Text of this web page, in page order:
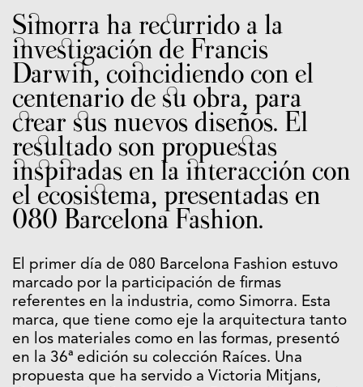
Simorra ha recurrido a la
investigación de Francis
Darwin, coincidiendo con el
centenario de su obra, para
crear sus nuevos diseños. El
resultado son propuestas
inspiradas en la interacción con
el ecosistema, presentadas en
080 Barcelona Fashion.
El primer día de 080 Barcelona Fashion estuvo
marcado por la participación de firmas
referentes en la industria, como Simorra. Esta
marca, que tiene como eje la arquitectura tanto
en los materiales como en las formas, presentó
en la 36ª edición su colección Raíces. Una
propuesta que ha servido a Victoria Mitjans,